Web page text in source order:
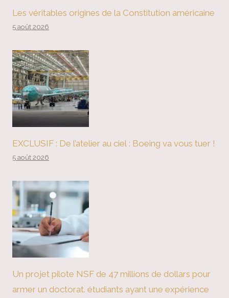
Les véritables origines de la Constitution américaine
5 août 2026
EXCLUSIF : De l’atelier au ciel : Boeing va vous tuer !
5 août 2026
Un projet pilote NSF de 47 millions de dollars pour
armer un doctorat. étudiants ayant une expérience